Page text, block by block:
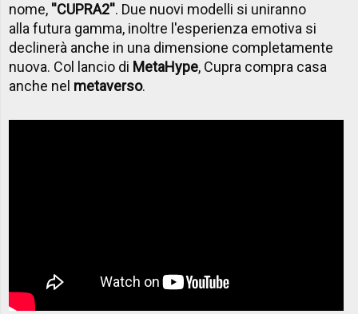
nome, ''CUPRA2''. Due nuovi modelli si uniranno
alla futura gamma, inoltre l'esperienza emotiva si
declinerà anche in una dimensione completamente
nuova. Col lancio di MetaHype, Cupra compra casa
anche nel metaverso.